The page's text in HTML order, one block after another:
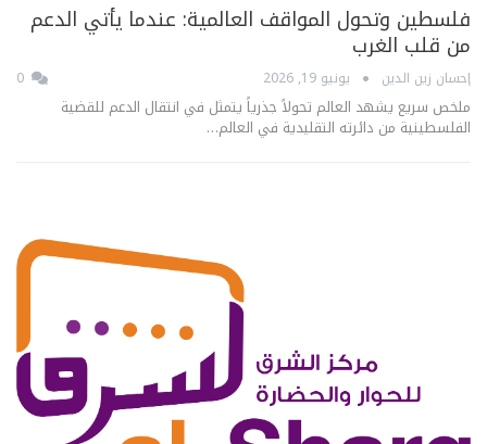
فلسطين وتحول المواقف العالمية: عندما يأتي الدعم
من قلب الغرب
إحسان زين الدين يونيو 19, 2026
ملخص سريع يشهد العالم تحولاً جذرياً يتمثل في انتقال الدعم للقضية
الفلسطينية من دائرته التقليدية في العالم…